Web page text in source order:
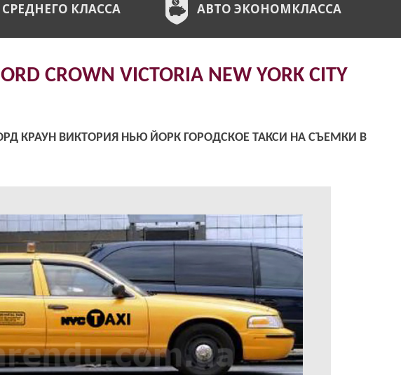
КЛАССА АВТО ЭКОНОМКЛАССА
CROWN VICTORIA NEW YORK CITY
КРАУН ВИКТОРИЯ НЬЮ ЙОРК ГОРОДСКОЕ ТАКСИ НА СЪЕМКИ В